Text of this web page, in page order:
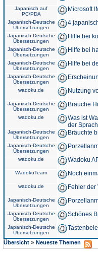
Japanisch auf
PC/PDA
Microsoft
Japanisch-Deutsche
Übersetzungen
4
Japanisch-Deutsche
Übersetzungen
Hilfe bei
Japanisch-Deutsche
Übersetzungen
Hilfe bei
Japanisch-Deutsche
Übersetzungen
Hilfe bei
Japanisch-Deutsche
Übersetzungen
wadoku.de Nutzung
Japanisch-Deutsche
Übersetzungen
Brauche
wadoku.de
Was ist
der
Japanisch-Deutsche
Übersetzungen
Bräuchte
Japanisch-Deutsche
Übersetzungen
wadoku.de Wadoku
WadokuTeam Noch
wadoku.de Fehler
Japanisch-Deutsche
Übersetzungen
Japanisch-Deutsche
Übersetzungen
Schönes
Japanisch-Deutsche
Übersetzungen
Übersicht » Neueste Themen